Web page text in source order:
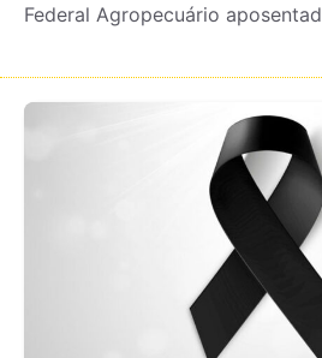
Federal Agropecuário